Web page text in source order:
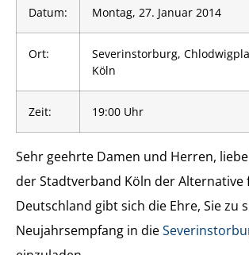
Datum: Montag, 27. Januar 2014
Ort:
Severinstorburg,
Köln
Zeit: 19:00 Uhr
Sehr geehrte Damen und Herren,
der Stadtverband Köln der Alternative
Deutschland gibt sich die Ehre, Sie zu
Neujahrsempfang in die